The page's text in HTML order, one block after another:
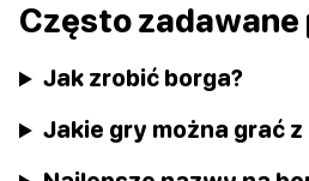
Często
Jak zrobić borga?
Jakie gry można grać z